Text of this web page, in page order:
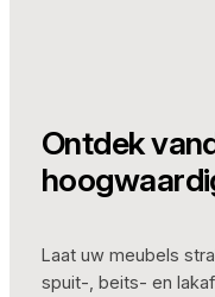
Ontdek
Laat uw meubels
spuit-, beits- en